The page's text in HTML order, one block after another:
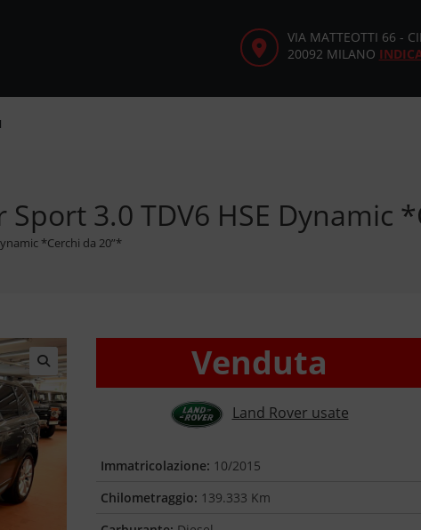
VIA MATTEOTTI 66 -
20092 MILANO
Sport 3.0 TDV6 HSE Dynamic
*Cerchi da 20”*
🔍
Venduta
Land Rover usate
Immatricolazione: 10/2015
Chilometraggio: 139.333 Km